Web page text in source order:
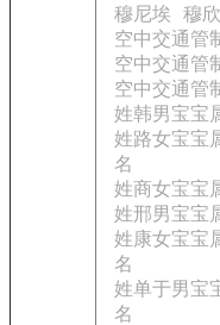
穆尼埃
穆
空中交通管
空中交通管
空中交通管
姓韩男宝宝
姓路女宝宝
名
姓商女宝宝
姓邢男宝宝
姓康女宝宝
名
姓单于男宝
名